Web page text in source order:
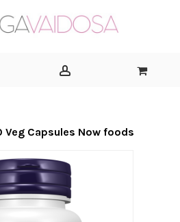
Capsules Now foods